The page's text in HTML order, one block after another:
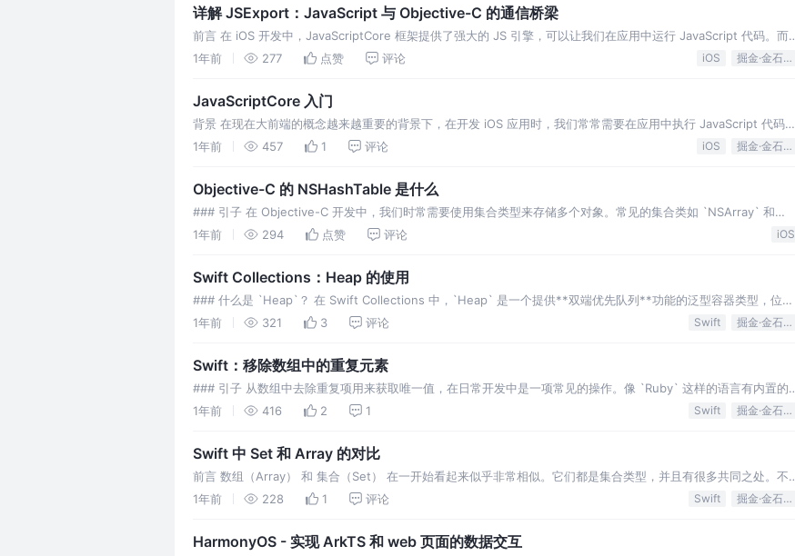
详解 JSExport：JavaScript 与 Objective-C 的通信桥梁
前言 在 iOS 开发中，JavaScriptCore 框架提供了强大的 JS 引擎，可以让我们在应用中运行 JavaScript 代码。而
JSExport 是这个框架中最重要的机制之一，它可以让我
1年前 277 点赞 评论 iOS 掘金·金石计划
JavaScriptCore 入门
背景 在现在大前端的概念越来越重要的背景下，在开发 iOS 应用时，我们常常需要在应用中执行 JavaScript 代码，
或者在原生代码和 JS 之间进行交互。Apple 提供的 JavaScript
1年前 457 1 评论 iOS 掘金·金石计划
Objective-C 的 NSHashTable 是什么
### 引子 在 Objective-C 开发中，我们时常需要使用集合类型来存储多个对象。常见的集合类如 `NSArray` 和
`NSSet` 是非常常用的，但它们默认会对元素进行强引用（stron
1年前 294 点赞 评论 iOS
Swift Collections：Heap 的使用
### 什么是 `Heap`？ 在 Swift Collections 中，`Heap` 是一个提供**双端优先队列**功能的泛型容器类型，位于
`HeapModule` 模块内。它通过堆（heap
1年前 321 3 评论 Swift 掘金·金石计划
Swift：移除数组中的重复元素
### 引子 从数组中去除重复项用来获取唯一值，在日常开发中是一项常见的操作。像 `Ruby` 这样的语言有内置的
`uniq` 方法，但在 `Swift` 中，我们必须自己创建这样的方法。标准库并没
1年前 416 2 1 Swift 掘金·金石计划
Swift 中 Set 和 Array 的对比
前言 数组（Array） 和 集合（Set） 在一开始看起来似乎非常相似。它们都是集合类型，并且有很多共同之处。不
过，在实际开发场景中，我们常常倾向于使用数组而非集合。虽然这不一定是个问题，但有时选择
1年前 228 1 评论 Swift 掘金·金石计划
HarmonyOS - 实现 ArkTS 和 web 页面的数据交互